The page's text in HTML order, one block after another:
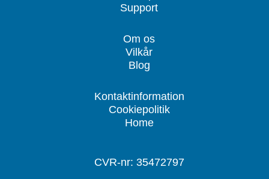
Support
Om os
Vilkår
Blog
Kontaktinformation
Cookiepolitik
Home
CVR-nr: 35472797